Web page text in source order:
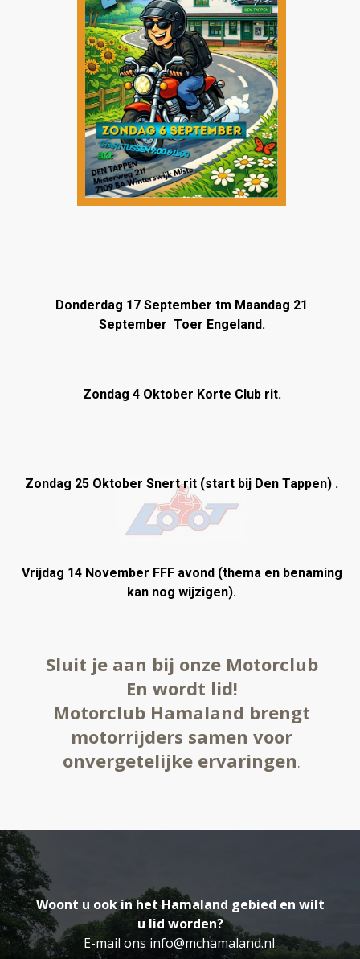
Donderdag 17 September tm Maandag 21
September Toer Engeland.
Zondag 4 Oktober Korte Club rit.
Zondag 25 Oktober Snert rit (start bij Den Tappen) .
Vrijdag 14 November FFF avond (thema en benaming
kan nog wijzigen).
Sluit je aan bij onze Motorclub
En wordt lid!
Motorclub Hamaland brengt
motorrijders samen voor
onvergetelijke ervaringen.
Woont u ook in het Hamaland gebied en wilt
u lid worden?
E-mail ons info@mchamaland.nl.